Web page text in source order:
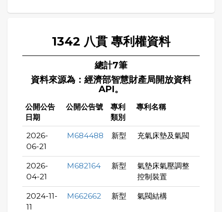
1342 八貫 專利權資料
總計7筆
資料來源為：經濟部智慧財產局開放資料
API。
公開公告
日期
公開公告號
專利
類別
專利名稱
2026-
06-21
M684488 新型 充氣床墊及氣閥
2026-
04-21
M682164 新型
氣墊床氣壓調整
控制裝置
2024-11-
11
M662662 新型 氣閥結構